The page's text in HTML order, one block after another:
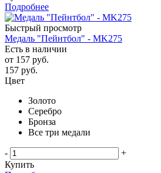
Подробнее
Быстрый просмотр
Медаль "Пейнтбол" - MK275
Есть в наличии
от 157 руб.
157 руб.
Цвет
Золото
Серебро
Бронза
Все три медали
-
+
Купить